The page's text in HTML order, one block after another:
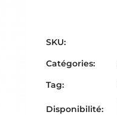
SKU:
Catégories:
Tag:
Disponibilité: